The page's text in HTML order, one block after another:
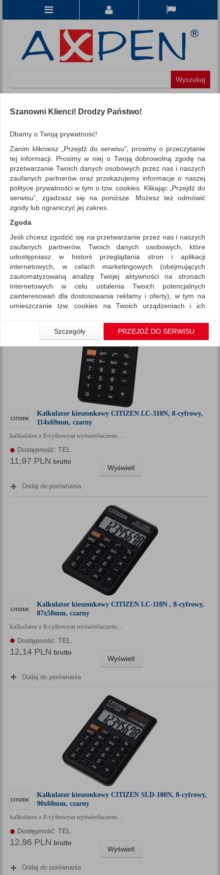
WSZYSTKIE KATEGORIE
REKLAMA
AKTUALNOŚCI
ZNALEZIONYCH PRODUKTÓW: 37 Porównaj (0)
Sortuj po Standardowe
Pokaż 12 produktów
Siatka Lista
...
Kalkulator kieszonkowy CITIZEN LC-310N, 8-cyfrowy,
114x69mm, czarny
kalkulator z 8-cyfrowym wyświetlaczem…
Dostępność: TEL.
11,97 PLN brutto
Wyświetl
Dodaj do porównania
Kalkulator kieszonkowy CITIZEN LC-110N , 8-cyfrowy,
87x58mm, czarny
kalkulator z 8-cyfrowym wyświetlaczem…
Dostępność: TEL.
12,14 PLN brutto
Wyświetl
Dodaj do porównania
Kalkulator kieszonkowy CITIZEN SLD-100N, 8-cyfrowy,
90x60mm, czarny
kalkulator z 8-cyfrowym wyświetlaczem…
Dostępność: TEL.
12,96 PLN brutto
Wyświetl
Dodaj do porównania
Szanowni Klienci! Drodzy Państwo!
Dbamy o Twoją prywatność!
Zanim klikniesz „Przejdź do serwisu”, prosimy o przeczytanie
tej informacji. Prosimy w niej o Twoją dobrowolną zgodę na
przetwarzanie Twoich danych osobowych przez nas i naszych
zaufanych partnerów oraz przekazujemy informacje o naszej
polityce prywatności w tym o tzw. cookies. Klikając „Przejdź do
serwisu”, zgadzasz się na poniższe. Możesz też odmówić
zgody lub ograniczyć jej zakres.
Zgoda
Jeśli chcesz zgodzić się na przetwarzanie przez nas i naszych
zaufanych partnerów, Twoich danych osobowych, które
udostępniasz w historii przeglądania stron i aplikacji
internetowych, w celach marketingowych (obejmujących
zautomatyzowaną analizę Twojej aktywności na stronach
internetowych w celu ustalenia Twoich potencjalnych
zainteresowań dla dostosowania reklamy i oferty), w tym na
umieszczanie tzw. cookies na Twoich urządzeniach i ich
Jeśli nie chcesz wyrazić zgody lub ograniczyć jej zakres, kliknij
„Szczegóły”, gdzie znajdziesz wszelkie informacje o tym jak to
zrobić . Te same informacje znajdziesz także na podstronie z
naszą polityką prywatności obowiązującą od 25 maja 2018.
W przypadku użytkowników zalogowanych, aby umożliwić
prawidłową realizację Umowy z Państwem i związane z tym
prawidłowe działanie naszej strony www, a w szczególności
np. wysłanie potwierdzenia zamówienia na Państwa email lub
wyświetlenie Państwu prawidłowych informacji o promocjach
czy cenach indywidualnych, ważna jest Państwa wcześniejsza
zgoda której udzieliliście podczas zakładania konta.
Każda Państwa zgoda jest dobrowolna i można ją w dowolnym
momencie wycofać.
Polityka prywatności (rozwiń)
Klauzula Informacyjna (rozwiń)
Szczegóły PRZEJDŹ DO SERWISU